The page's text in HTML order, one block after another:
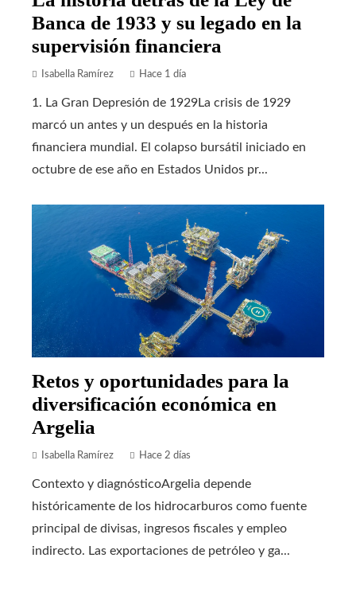
Banca de 1933 y su legado en la
supervisión financiera
Isabella Ramírez Hace 1 día
1. La Gran Depresión de 1929La crisis de 1929
marcó un antes y un después en la historia
financiera mundial. El colapso bursátil iniciado en
octubre de ese año en Estados Unidos pr...
Retos y oportunidades para la
diversificación económica en
Argelia
Isabella Ramírez Hace 2 días
Contexto y diagnósticoArgelia depende
históricamente de los hidrocarburos como fuente
principal de divisas, ingresos fiscales y empleo
indirecto. Las exportaciones de petróleo y ga...